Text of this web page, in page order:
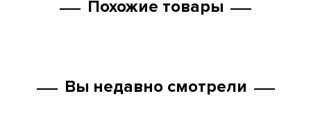
Похожие товары
Вы недавно смотрели